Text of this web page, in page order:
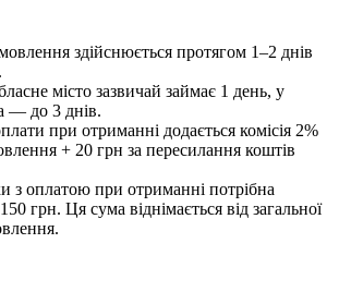
здійснюється протягом 1–2 днів
місто зазвичай займає 1 день, у
— до 3 днів.
при отриманні додається комісія 2%
+ 20 грн за пересилання коштів
з оплатою при отриманні потрібна
грн. Ця сума віднімається від загальної